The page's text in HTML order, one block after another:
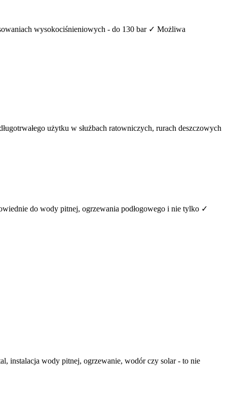
wysokociśnieniowych - do 130 bar ✓ Możliwa
użytku w służbach ratowniczych, rurach deszczowych
do wody pitnej, ogrzewania podłogowego i nie tylko ✓
instalacja wody pitnej, ogrzewanie, wodór czy solar - to nie